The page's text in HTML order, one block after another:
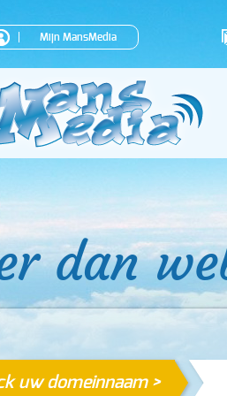
Mijn MansMedia
dan
uw domeinnaam >